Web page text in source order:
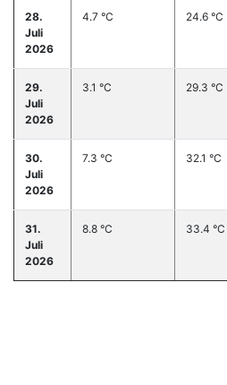
28.
Juli
2026
4.7 °C 24.6 °C
29.
Juli
2026
3.1 °C 29.3 °C
30.
Juli
2026
7.3 °C 32.1 °C
31.
Juli
2026
8.8 °C 33.4 °C